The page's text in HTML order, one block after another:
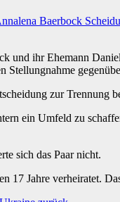
Baerbock
und ihr Ehemann
Stellungnahme
zur Trennung
ein Umfeld zu
sich das Paar nicht.
17 Jahre verheiratet.